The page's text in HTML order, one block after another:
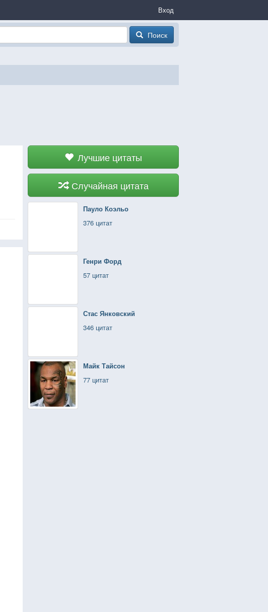
Вход
Поиск
Лучшие цитаты
Случайная цитата
Пауло Коэльо
376 цитат
Генри Форд
57 цитат
Стас Янковский
346 цитат
Майк Тайсон
77 цитат